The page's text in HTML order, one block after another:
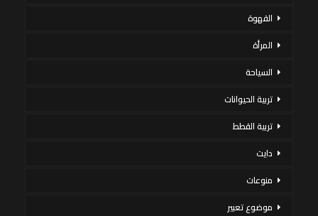
القهوة
المرأة
السياحة
تربية الحيوانات
تربية القطط
دايت
منوعات
موضوع تعبير